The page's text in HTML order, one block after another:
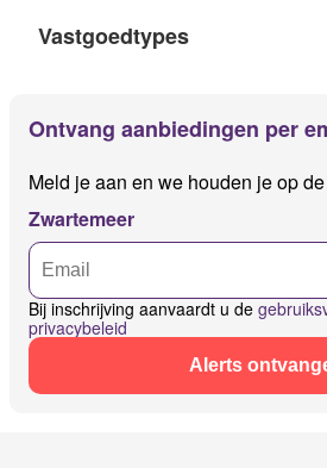
Vastgoedtypes
Ontvang aanbiedingen per
Meld je aan en we houden je op
Zwartemeer
Bij inschrijving aanvaardt u de
privacybeleid
Alerts